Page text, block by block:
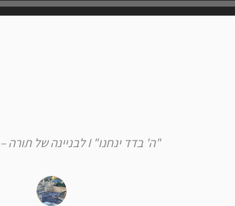
אודיו
"ה' בדד ינחנו" I לבניינה של תורה – פרשת חוקת